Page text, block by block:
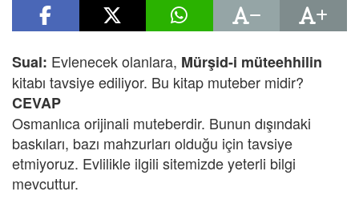
Sual: Evlenecek olanlara, Mürşid-i müteehhilin
kitabı tavsiye ediliyor. Bu kitap muteber midir?
CEVAP
Osmanlıca orijinali muteberdir. Bunun dışındaki
baskıları, bazı mahzurları olduğu için tavsiye
etmiyoruz. Evlilikle ilgili sitemizde yeterli bilgi
mevcuttur.